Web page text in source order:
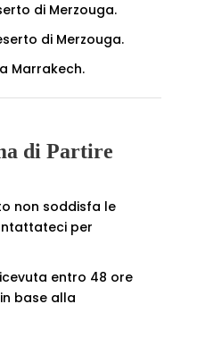
di Merzouga.
di Merzouga.
Marrakech.
di Partire
non soddisfa le
per
entro 48 ore
base alla